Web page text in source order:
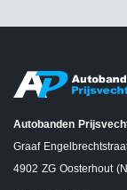
Autobanden
Graaf
4902 ZG Oosterhout